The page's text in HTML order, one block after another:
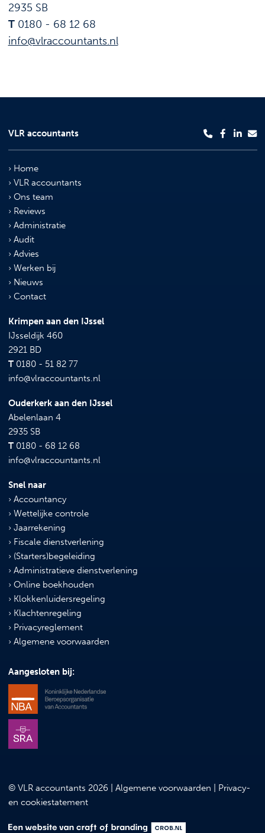
2935 SB
T0180 - 68 12 68
info@vlraccountants.nl
VLR accountants
Home
VLR accountants
Ons team
Reviews
Administratie
Audit
Advies
Werken bij
Nieuws
Contact
Krimpen aan den IJssel
IJsseldijk 460
2921 BD
T0180 - 51 82 77
info@vlraccountants.nl
Ouderkerk aan den IJssel
Abelenlaan 4
2935 SB
T0180 - 68 12 68
info@vlraccountants.nl
Snel naar
Accountancy
Wettelijke controle
Jaarrekening
Fiscale dienstverlening
(Starters)begeleiding
Administratieve dienstverlening
Online boekhouden
Klokkenluidersregeling
Klachtenregeling
Privacyreglement
Algemene voorwaarden
Aangesloten bij:
© VLR accountants 2026 | Algemene voorwaarden
Privacy-
en cookiestatement